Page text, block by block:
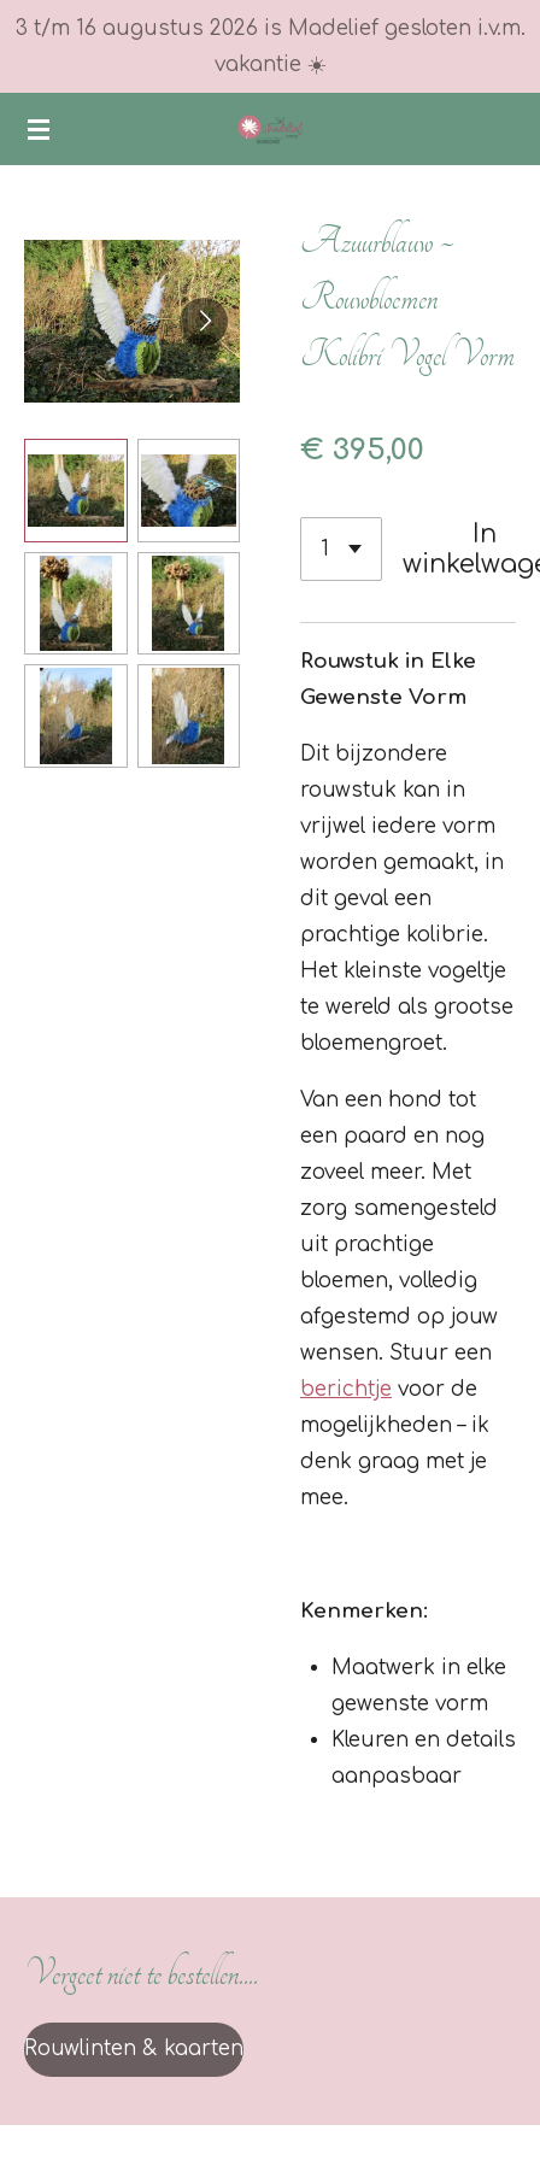
Ga
naar
de
hoofdinhoud
3 t/m 16 augustus 2026 is Madelief gesloten i.v.m.
vakantie ☀️
Azuurblauw ~
Rouwbloemen
Kolibri Vogel Vorm
€ 395,00
In
Rouwstuk in Elke
Gewenste Vorm
Dit bijzondere
rouwstuk kan in
vrijwel iedere vorm
worden gemaakt, in
dit geval een
prachtige kolibrie.
Het kleinste vogeltje
te wereld als grootse
bloemengroet.
Van een hond tot
een paard en nog
zoveel meer. Met
zorg samengesteld
uit prachtige
bloemen, volledig
afgestemd op jouw
wensen. Stuur een
berichtje voor de
mogelijkheden – ik
denk graag met je
mee.
Kenmerken:
Maatwerk in elke
gewenste vorm
Kleuren en details
aanpasbaar
Vergeet niet te bestellen....
Rouwlinten & kaarten